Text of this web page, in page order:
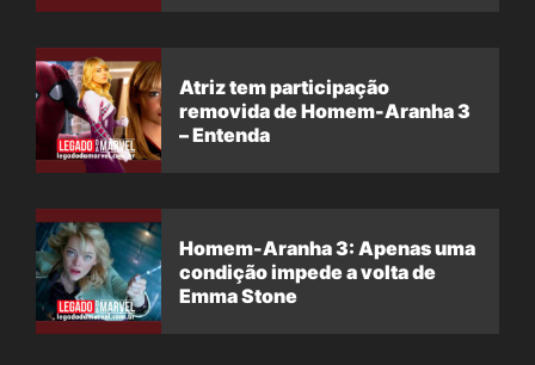
Atriz tem participação
removida de Homem-Aranha 3
– Entenda
Homem-Aranha 3: Apenas uma
condição impede a volta de
Emma Stone